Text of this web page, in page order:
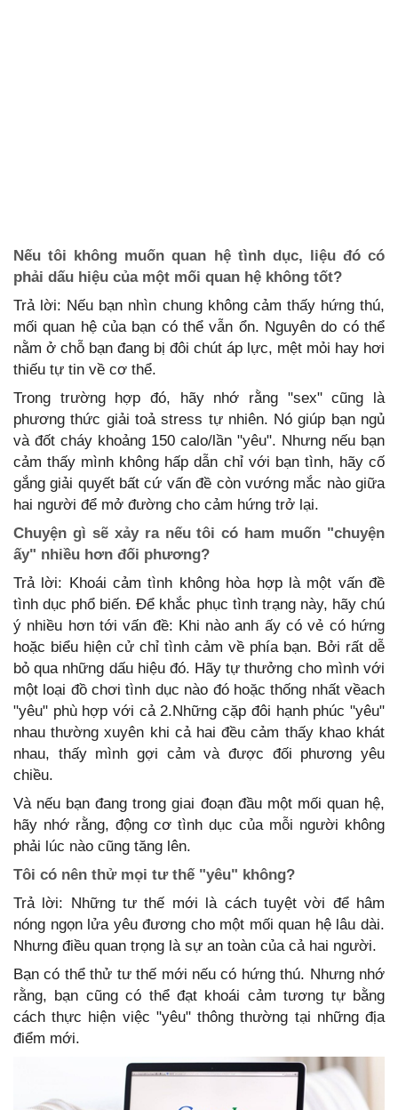
Nếu tôi không muốn quan hệ tình dục, liệu đó có
phải dấu hiệu của một mối quan hệ không tốt?
Trả lời: Nếu bạn nhìn chung không cảm thấy hứng thú,
mối quan hệ của bạn có thể vẫn ổn. Nguyên do có thể
nằm ở chỗ bạn đang bị đôi chút áp lực, mệt mỏi hay hơi
thiếu tự tin về cơ thể.
Trong trường hợp đó, hãy nhớ rằng "sex" cũng là
phương thức giải toả stress tự nhiên. Nó giúp bạn ngủ
và đốt cháy khoảng 150 calo/lần "yêu". Nhưng nếu bạn
cảm thấy mình không hấp dẫn chỉ với bạn tình, hãy cố
gắng giải quyết bất cứ vấn đề còn vướng mắc nào giữa
hai người để mở đường cho cảm hứng trở lại.
Chuyện gì sẽ xảy ra nếu tôi có ham muốn "chuyện
ấy" nhiều hơn đối phương?
Trả lời: Khoái cảm tình không hòa hợp là một vấn đề
tình dục phổ biến. Để khắc phục tình trạng này, hãy chú
ý nhiều hơn tới vấn đề: Khi nào anh ấy có vẻ có hứng
hoặc biểu hiện cử chỉ tình cảm về phía bạn. Bởi rất dễ
bỏ qua những dấu hiệu đó. Hãy tự thưởng cho mình với
một loại đồ chơi tình dục nào đó hoặc thống nhất vềach
"yêu" phù hợp với cả 2.Những cặp đôi hạnh phúc "yêu"
nhau thường xuyên khi cả hai đều cảm thấy khao khát
nhau, thấy mình gợi cảm và được đối phương yêu
chiều.
Và nếu bạn đang trong giai đoạn đầu một mối quan hệ,
hãy nhớ rằng, động cơ tình dục của mỗi người không
phải lúc nào cũng tăng lên.
Tôi có nên thử mọi tư thế "yêu" không?
Trả lời: Những tư thế mới là cách tuyệt vời để hâm
nóng ngọn lửa yêu đương cho một mối quan hệ lâu dài.
Nhưng điều quan trọng là sự an toàn của cả hai người.
Bạn có thể thử tư thế mới nếu có hứng thú. Nhưng nhớ
rằng, bạn cũng có thể đạt khoái cảm tương tự bằng
cách thực hiện việc "yêu" thông thường tại những địa
điểm mới.